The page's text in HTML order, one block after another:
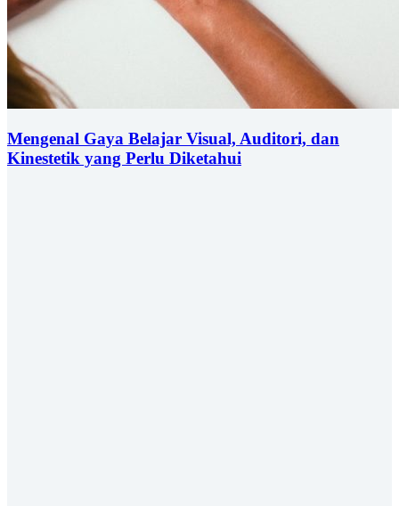
Mengenal Gaya Belajar Visual, Auditori, dan
Kinestetik yang Perlu Diketahui